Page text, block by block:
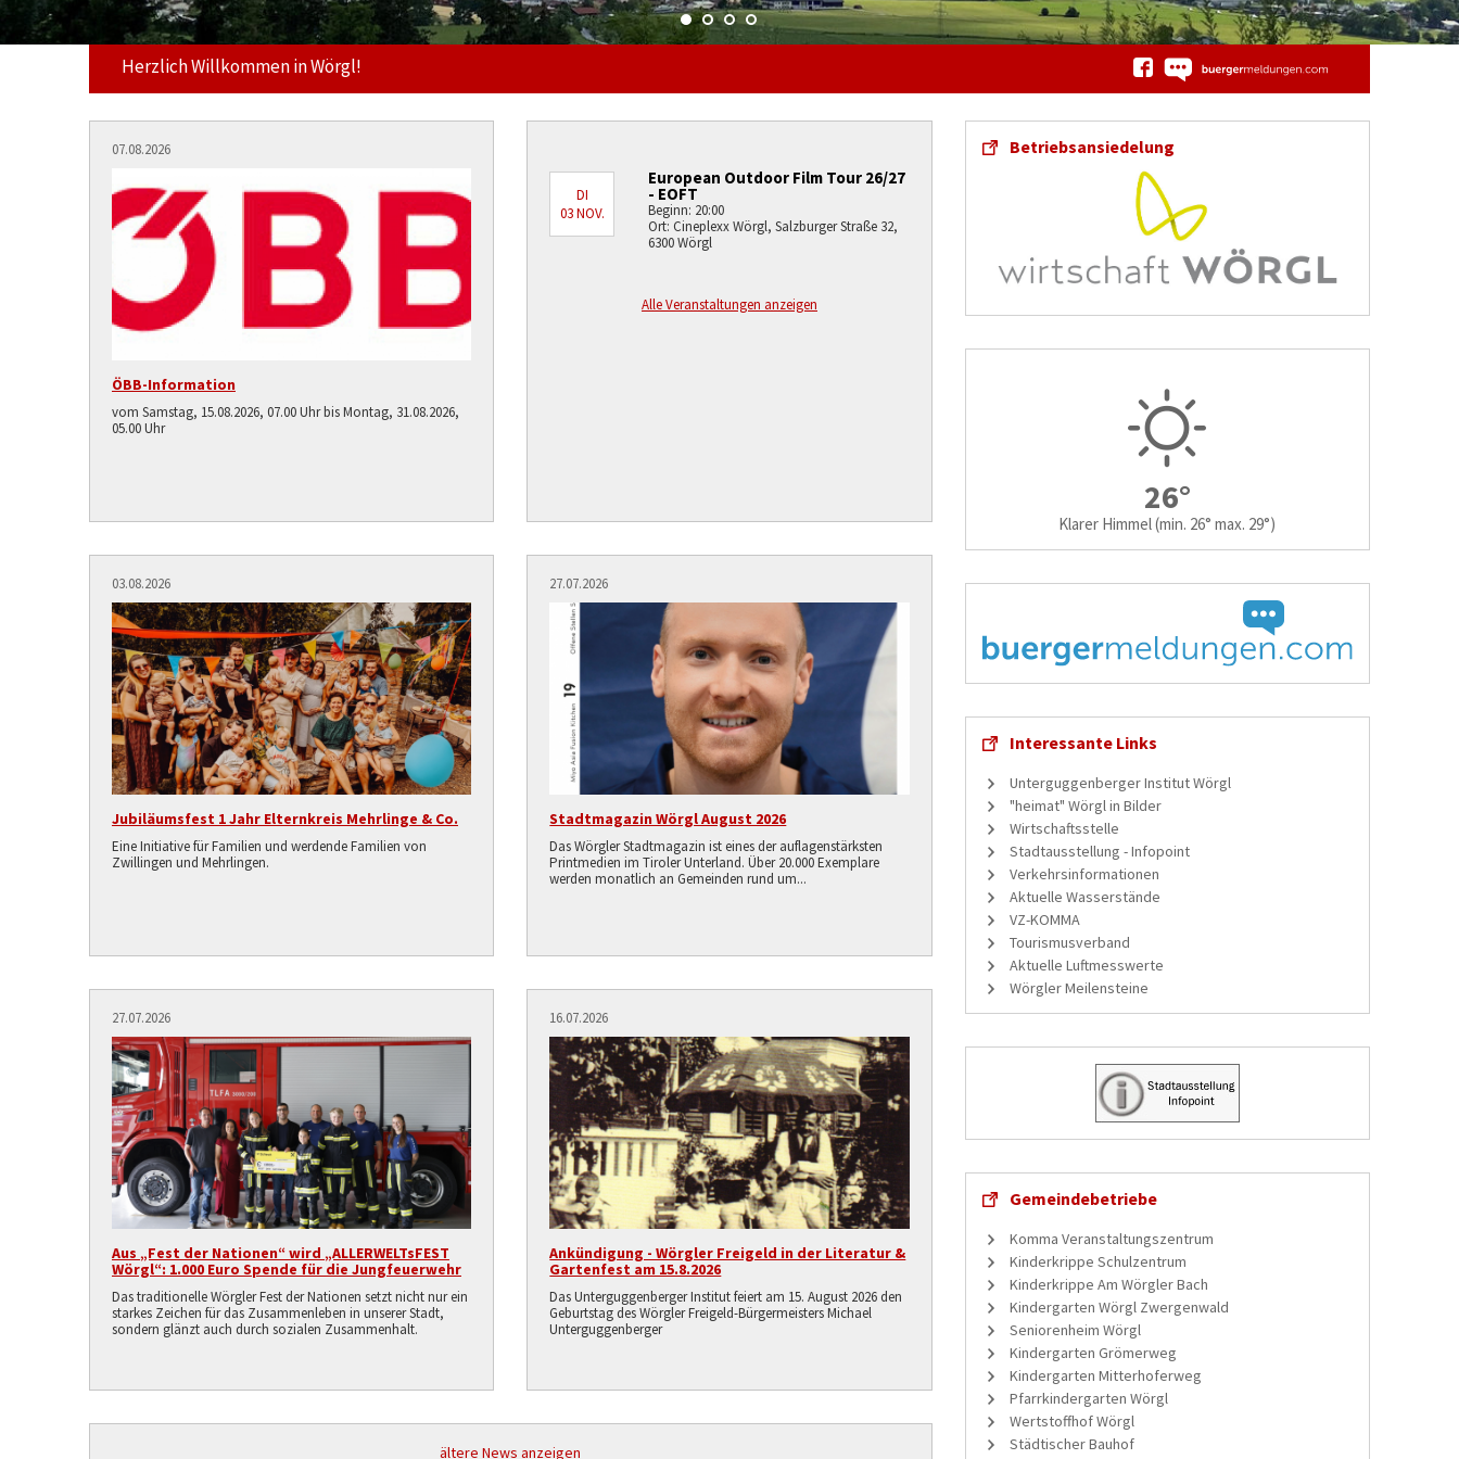
Herzlich Willkommen in Wörgl!
07.08.2026
ÖBB-Information
vom Samstag, 15.08.2026, 07.00 Uhr bis Montag, 31.08.2026,
05.00 Uhr
DI
03 NOV.
European Outdoor Film Tour 26/27
- EOFT
Beginn: 20:00
Ort: Cineplexx Wörgl, Salzburger Straße 32,
6300 Wörgl
Alle Veranstaltungen anzeigen
03.08.2026
Jubiläumsfest 1 Jahr Elternkreis Mehrlinge & Co.
Eine Initiative für Familien und werdende Familien von
Zwillingen und Mehrlingen.
27.07.2026
Stadtmagazin Wörgl August 2026
Das Wörgler Stadtmagazin ist eines der auflagenstärksten
Printmedien im Tiroler Unterland. Über 20.000 Exemplare
werden monatlich an Gemeinden rund um...
27.07.2026
Aus „Fest der Nationen“ wird „ALLERWELTsFEST
Wörgl“: 1.000 Euro Spende für die Jungfeuerwehr
Das traditionelle Wörgler Fest der Nationen setzt nicht nur ein
starkes Zeichen für das Zusammenleben in unserer Stadt,
sondern glänzt auch durch sozialen Zusammenhalt.
16.07.2026
Ankündigung - Wörgler Freigeld in der Literatur &
Gartenfest am 15.8.2026
Das Unterguggenberger Institut feiert am 15. August 2026 den
Geburtstag des Wörgler Freigeld-Bürgermeisters Michael
Unterguggenberger
ältere News anzeigen
Betriebsansiedelung
26°
Klarer Himmel(min. 26° max. 29°)
Interessante Links
Unterguggenberger Institut Wörgl
"heimat" Wörgl in Bilder
Wirtschaftsstelle
Stadtausstellung - Infopoint
Verkehrsinformationen
Aktuelle Wasserstände
VZ-KOMMA
Tourismusverband
Aktuelle Luftmesswerte
Wörgler Meilensteine
Gemeindebetriebe
Komma Veranstaltungszentrum
Kinderkrippe Schulzentrum
Kinderkrippe Am Wörgler Bach
Kindergarten Wörgl Zwergenwald
Seniorenheim Wörgl
Kindergarten Grömerweg
Kindergarten Mitterhoferweg
Pfarrkindergarten Wörgl
Wertstoffhof Wörgl
Städtischer Bauhof